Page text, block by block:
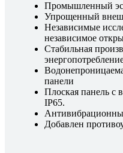
Промышленный
Упрощенный
Независимые
независимое
Стабильная
панели
Плоская панель с
IP65.
Добавлен